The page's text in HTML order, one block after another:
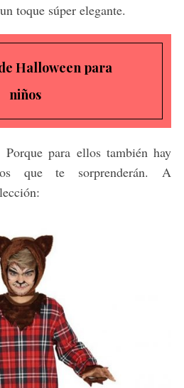
toque súper elegante.
Halloween para
niños
Porque para ellos también hay
que te sorprenderán. A